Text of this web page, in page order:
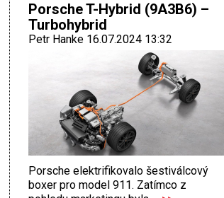
Porsche T-Hybrid (9A3B6) –
Turbohybrid
Petr Hanke 16.07.2024 13:32
Porsche elektrifikovalo šestiválcový
boxer pro model 911. Zatímco z